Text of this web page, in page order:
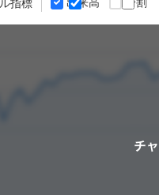
指標 出来高 分割